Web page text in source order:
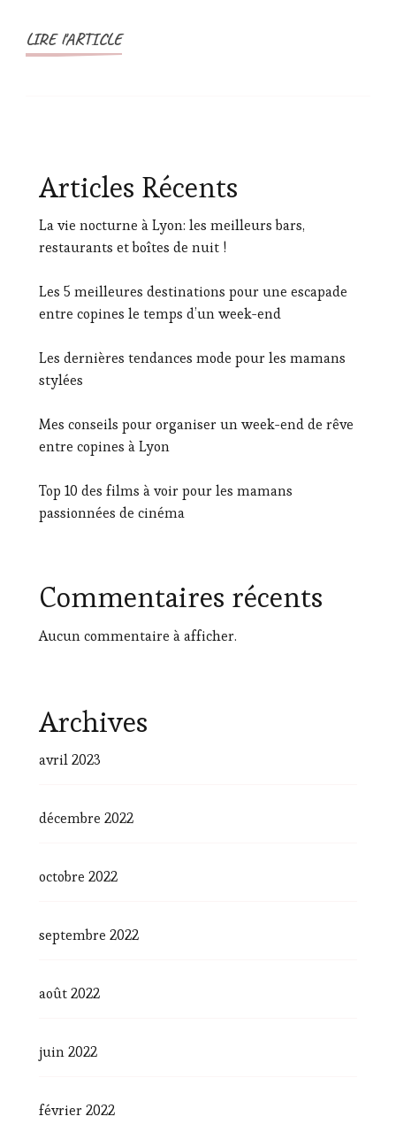
bonnes
autres.
LIRE l'ARTICLE
Articles Récents
La vie nocturne à Lyon: les meilleurs bars,
restaurants et boîtes de nuit !
Les 5 meilleures destinations pour une escapade
entre copines le temps d’un week-end
Les dernières tendances mode pour les mamans
stylées
Mes conseils pour organiser un week-end de rêve
entre copines à Lyon
Top 10 des films à voir pour les mamans
passionnées de cinéma
Commentaires récents
Aucun commentaire à afficher.
Archives
avril 2023
décembre 2022
octobre 2022
septembre 2022
août 2022
juin 2022
février 2022